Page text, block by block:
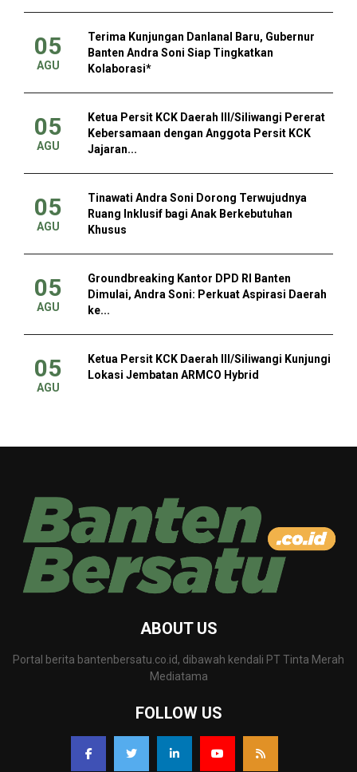
05
AGU
Terima Kunjungan Danlanal Baru, Gubernur
Banten Andra Soni Siap Tingkatkan
Kolaborasi*
05
AGU
Ketua Persit KCK Daerah III/Siliwangi Pererat
Kebersamaan dengan Anggota Persit KCK
Jajaran...
05
AGU
Tinawati Andra Soni Dorong Terwujudnya
Ruang Inklusif bagi Anak Berkebutuhan
Khusus
05
AGU
Groundbreaking Kantor DPD RI Banten
Dimulai, Andra Soni: Perkuat Aspirasi Daerah
ke...
05
AGU
Ketua Persit KCK Daerah III/Siliwangi Kunjungi
Lokasi Jembatan ARMCO Hybrid
ABOUT US
Portal berita bantenbersatu.co.id, dibawah kendali PT Tinta Merah
Mediatama
FOLLOW US